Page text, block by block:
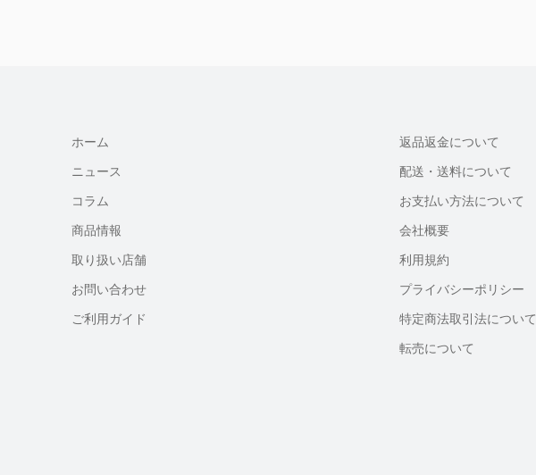
ホーム
ニュース
コラム
商品情報
取り扱い店舗
お問い合わせ
ご利用ガイド
返品返金について
配送・送料について
お支払い方法について
会社概要
利用規約
プライバシーポリシー
特定商法取引法について
転売について